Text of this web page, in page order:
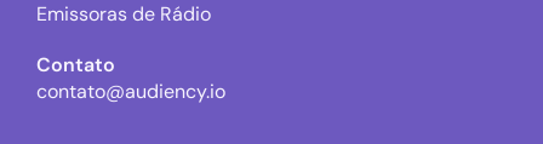
Emissoras de Rádio
Contato
contato@audiency.io